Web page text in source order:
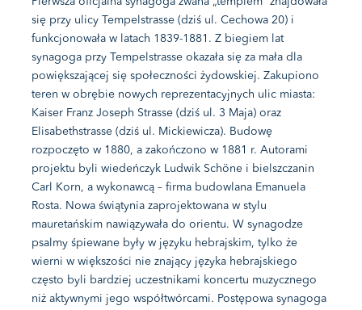
się przy ulicy Tempelstrasse (dziś ul. Cechowa 20) i
funkcjonowała w latach 1839-1881. Z biegiem lat
synagoga przy Tempelstrasse okazała się za mała dla
powiększającej się społeczności żydowskiej. Zakupiono
teren w obrębie nowych reprezentacyjnych ulic miasta:
Kaiser Franz Joseph Strasse (dziś ul. 3 Maja) oraz
Elisabethstrasse (dziś ul. Mickiewicza). Budowę
rozpoczęto w 1880, a zakończono w 1881 r. Autorami
projektu byli wiedeńczyk Ludwik Schöne i bielszczanin
Carl Korn, a wykonawcą – firma budowlana Emanuela
Rosta. Nowa świątynia zaprojektowana w stylu
mauretańskim nawiązywała do orientu. W synagodze
psalmy śpiewane były w języku hebrajskim, tylko że
wierni w większości nie znający języka hebrajskiego
często byli bardziej uczestnikami koncertu muzycznego
niż aktywnymi jego współtwórcami. Postępowa synagoga